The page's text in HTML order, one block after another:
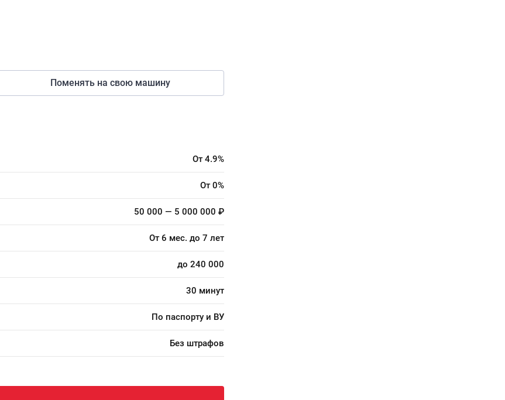
Поменять на свою машину
От 4.9%
От 0%
50 000 — 5 000 000 ₽
От 6 мес. до 7 лет
до 240 000
30 минут
По паспорту и ВУ
Без штрафов